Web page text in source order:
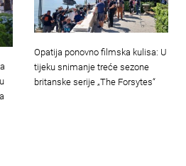
Opatija ponovno filmska kulisa: U
tijeku snimanje treće sezone
britanske serije „The Forsytes“